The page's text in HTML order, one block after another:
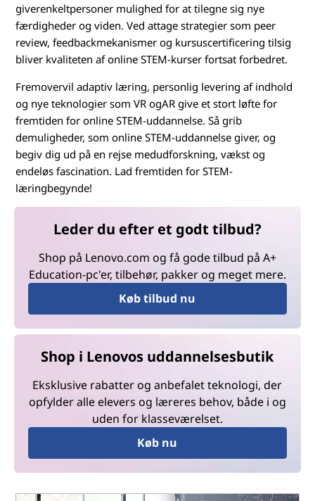
giverenkeltpersoner mulighed for at tilegne sig nye
færdigheder og viden. Ved attage strategier som peer
review, feedbackmekanismer og kursuscertificering tilsig
bliver kvaliteten af online STEM-kurser fortsat forbedret.
Fremovervil adaptiv læring, personlig levering af indhold
og nye teknologier som VR ogAR give et stort løfte for
fremtiden for online STEM-uddannelse. Så grib
demuligheder, som online STEM-uddannelse giver, og
begiv dig ud på en rejse medudforskning, vækst og
endeløs fascination. Lad fremtiden for STEM-
læringbegynde!
Leder du efter et godt tilbud?
Shop på Lenovo.com og få gode tilbud på A+
Education-pc'er, tilbehør, pakker og meget mere.
Køb tilbud nu
Shop i Lenovos uddannelsesbutik
Eksklusive rabatter og anbefalet teknologi, der
opfylder alle elevers og læreres behov, både i og
uden for klasseværelset.
Køb nu